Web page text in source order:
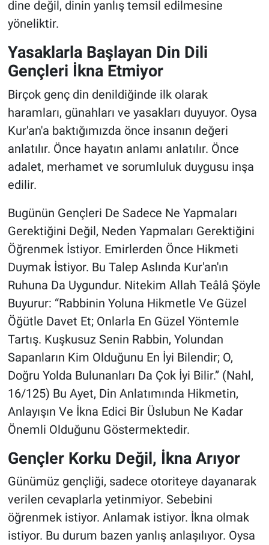
dine değil, dinin yanlış temsil edilmesine
yöneliktir.
Yasaklarla Başlayan Din Dili
Gençleri İkna Etmiyor
Birçok genç din denildiğinde ilk olarak
haramları, günahları ve yasakları duyuyor. Oysa
Kur'an'a baktığımızda önce insanın değeri
anlatılır. Önce hayatın anlamı anlatılır. Önce
adalet, merhamet ve sorumluluk duygusu inşa
edilir.
Bugünün Gençleri De Sadece Ne Yapmaları
Gerektiğini Değil, Neden Yapmaları Gerektiğini
Öğrenmek İstiyor. Emirlerden Önce Hikmeti
Duymak İstiyor. Bu Talep Aslında Kur'an'ın
Ruhuna Da Uygundur. Nitekim Allah Teâlâ Şöyle
Buyurur: “Rabbinin Yoluna Hikmetle Ve Güzel
Öğütle Davet Et; Onlarla En Güzel Yöntemle
Tartış. Kuşkusuz Senin Rabbin, Yolundan
Sapanların Kim Olduğunu En İyi Bilendir; O,
Doğru Yolda Bulunanları Da Çok İyi Bilir.” (Nahl,
16/125) Bu Ayet, Din Anlatımında Hikmetin,
Anlayışın Ve İkna Edici Bir Üslubun Ne Kadar
Önemli Olduğunu Göstermektedir.
Gençler Korku Değil, İkna Arıyor
Günümüz gençliği, sadece otoriteye dayanarak
verilen cevaplarla yetinmiyor. Sebebini
öğrenmek istiyor. Anlamak istiyor. İkna olmak
istiyor. Bu durum bazen yanlış anlaşılıyor. Oysa